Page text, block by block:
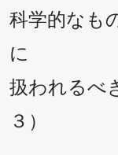
科学的なも
に
扱われるべ
３）